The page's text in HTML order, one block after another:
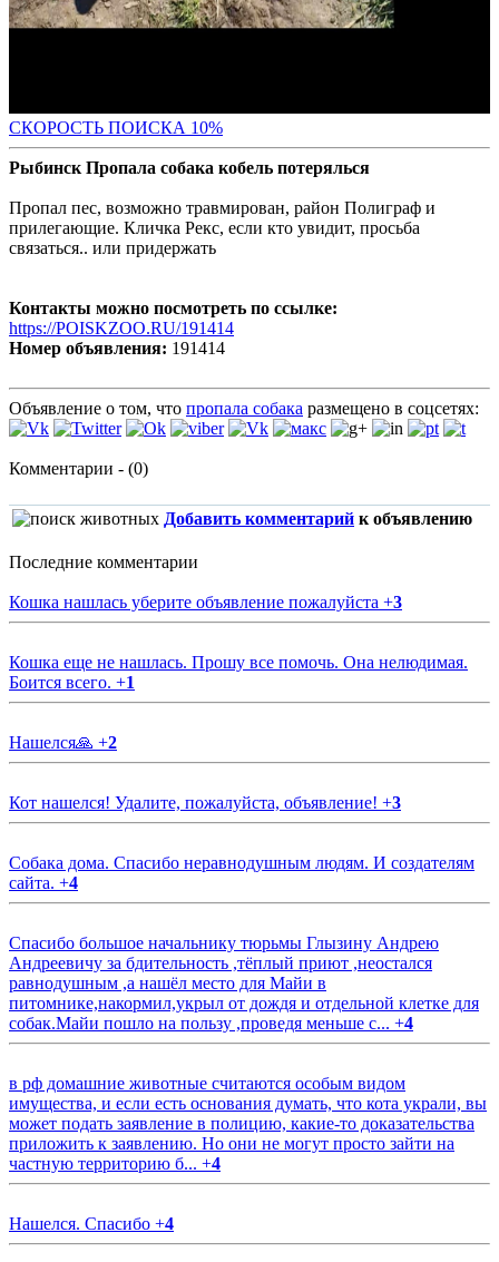
СКОРОСТЬ ПОИСКА 10%
Рыбинск Пропала собака кобель потерялься
Пропал пес, возможно травмирован, район Полиграф и
прилегающие. Кличка Рекс, если кто увидит, просьба
связаться.. или придержать
Контакты можно посмотреть по ссылке:
https://POISKZOO.RU/191414
Номер объявления: 191414
Объявление о том, что пропала собака размещено в соцсетях:
Комментарии - (0)
Добавить комментарий к объявлению
Последние комментарии
Кошка нашлась уберите объявление пожалуйста +3
Кошка еще не нашлась. Прошу все помочь. Она нелюдимая.
Боится всего. +1
Нашелся🙏 +2
Кот нашелся! Удалите, пожалуйста, объявление! +3
Собака дома. Спасибо неравнодушным людям. И создателям
сайта. +4
Спасибо большое начальнику тюрьмы Глызину Андрею
Андреевичу за бдительность ,тёплый приют ,неостался
равнодушным ,а нашёл место для Майи в
питомнике,накормил,укрыл от дождя и отдельной клетке для
собак.Майи пошло на пользу ,проведя меньше с... +4
в рф домашние животные считаются особым видом
имущества, и если есть основания думать, что кота украли, вы
может подать заявление в полицию, какие-то доказательства
приложить к заявлению. Но они не могут просто зайти на
частную территорию б... +4
Нашелся. Спасибо +4